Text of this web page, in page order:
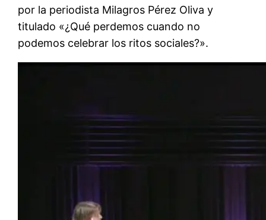
por la periodista Milagros Pérez Oliva y
titulado «¿Qué perdemos cuando no
podemos celebrar los ritos sociales?».